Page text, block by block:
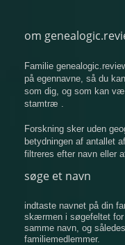
om
Familie
på egennavne, så du
som dig, og som kan
stamtræ .
Forskning sker uden
betydningen af ​​antallet
filtreres efter navn eller
søge et navn
indtaste navnet på din
​​skærmen i søgefeltet for
samme navn, og
familiemedlemmer.